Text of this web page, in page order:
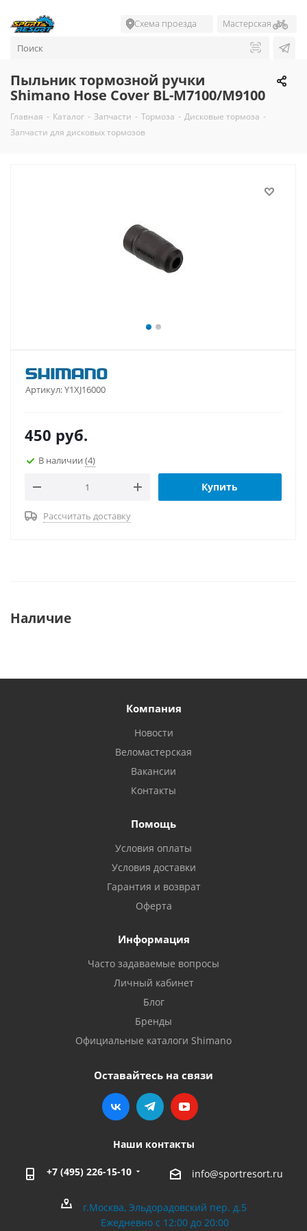
Схема проезда Мастерская
Пыльник тормозной ручки
Shimano Hose Cover BL-M7100/M9100
Главная - Каталог - Запчасти - Тормоза - Дисковые тормоза -
Запчасти для дисковых тормозов
Артикул:Y1XJ16000
450 руб.
В наличии (4)
Купить
Рассчитать доставку
Наличие
Компания
Новости
Веломастерская
Вакансии
Контакты
Помощь
Условия оплаты
Условия доставки
Гарантия и возврат
Оферта
Информация
Часто задаваемые вопросы
Личный кабинет
Блог
Бренды
Официальные каталоги Shimano
Оставайтесь на связи
Наши контакты
+7 (495) 226-15-10 info@sportresort.ru
г.Москва, Эльдорадовский пер. д.5
Ежедневно с 12:00 до 20:00